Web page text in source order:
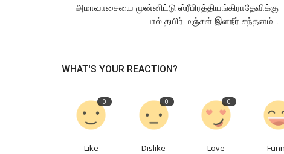
அமாவாசையை முன்னிட்டு ஸ்ரீபிரத்தியங்கிராதேவிக்கு
பால் தயிர் மஞ்சள் இளநீர் சந்தனம்...
WHAT'S YOUR REACTION?
0
Like
0
Dislike
0
Love
tamilanda Jul 21, 2026 0 79